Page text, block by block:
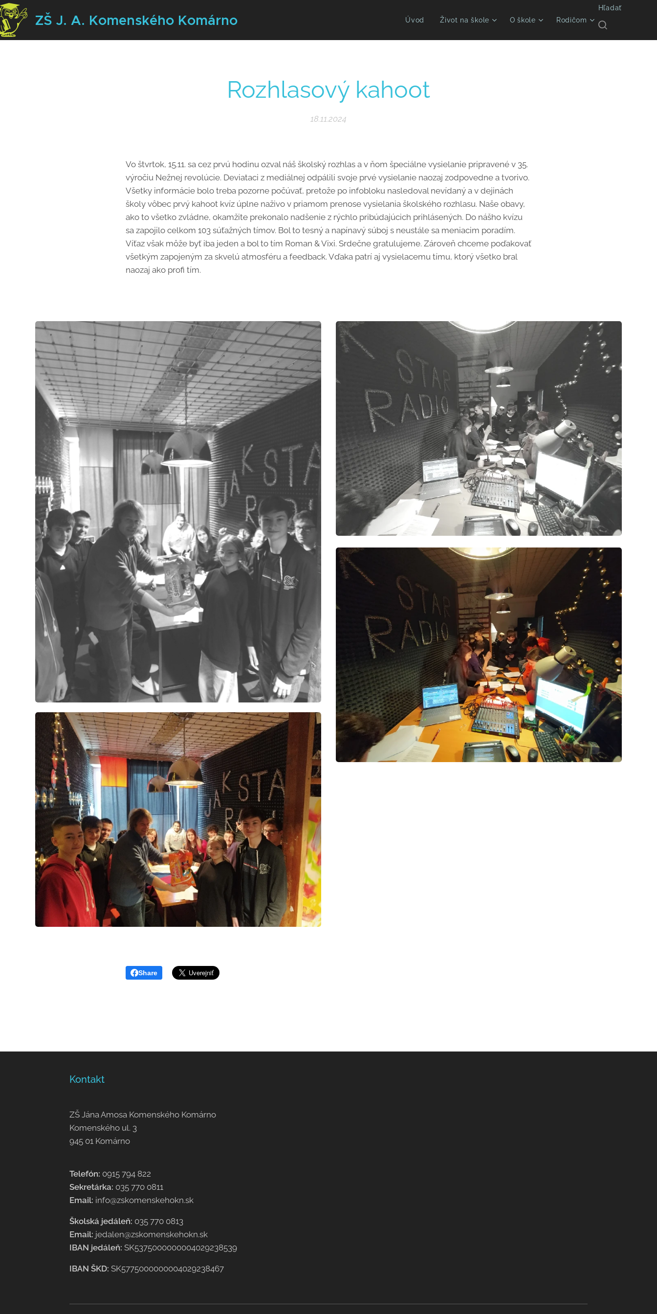
ZŠ J. A. Komenského Komárno Úvod Život na škole O škole Rodičom
Hľadať
Rozhlasový kahoot
18.11.2024
Vo štvrtok, 15.11. sa cez prvú hodinu ozval náš školský rozhlas a v ňom špeciálne vysielanie pripravené v 35.
výročiu Nežnej revolúcie. Deviataci z mediálnej odpálili svoje prvé vysielanie naozaj zodpovedne a tvorivo.
Všetky informácie bolo treba pozorne počúvať, pretože po infobloku nasledoval nevídaný a v dejinách
školy vôbec prvý kahoot kvíz úplne naživo v priamom prenose vysielania školského rozhlasu. Naše obavy,
ako to všetko zvládne, okamžite prekonalo nadšenie z rýchlo pribúdajúcich prihlásených. Do nášho kvízu
sa zapojilo celkom 103 súťažných tímov. Bol to tesný a napínavý súboj s neustále sa meniacim poradím.
Víťaz však môže byť iba jeden a bol to tím Roman & Vixi. Srdečne gratulujeme. Zároveň chceme poďakovať
všetkým zapojeným za skvelú atmosféru a feedback. Vďaka patrí aj vysielacemu tímu, ktorý všetko bral
naozaj ako profi tím.
Share
Kontakt
ZŠ Jána Amosa Komenského Komárno
Komenského ul. 3
945 01 Komárno
Telefón: 0915 794 822
Sekretárka: 035 770 0811
Email: info@zskomenskehokn.sk
Školská jedáleň: 035 770 0813
Email: jedalen@zskomenskehokn.sk
IBAN jedáleň: SK5375000000004029238539
IBAN ŠKD: SK5775000000004029238467